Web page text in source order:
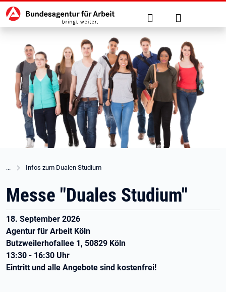
zu den Hauptinhalten springen
Hauptnavigation Suche Anmelden
Infos zum Dualen Studium
Messe "Duales Studium"
18. September 2026
Agentur für Arbeit Köln
Butzweilerhofallee 1, 50829 Köln
13:30 - 16:30 Uhr
Eintritt und alle Angebote sind kostenfrei!